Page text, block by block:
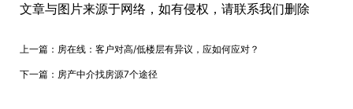
文章与图片来源于网络，如有侵权，请联系我们删除
上一篇： 房在线：客户对高/低楼层有异议，应如何应对？
下一篇： 房产中介找房源7个途径